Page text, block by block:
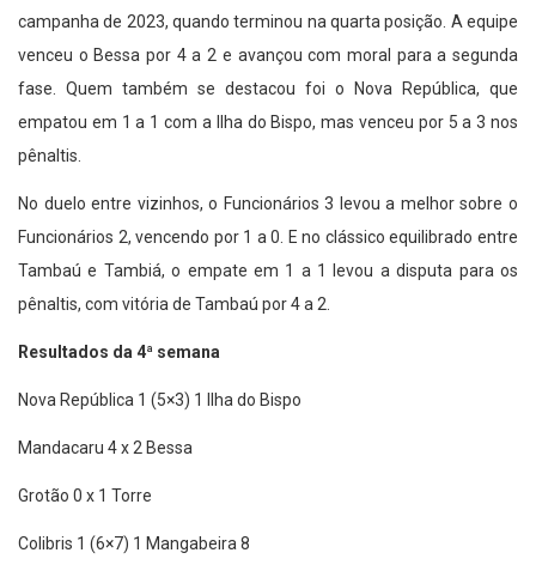
campanha de 2023, quando terminou na quarta posição. A equipe
venceu o Bessa por 4 a 2 e avançou com moral para a segunda
fase. Quem também se destacou foi o Nova República, que
empatou em 1 a 1 com a Ilha do Bispo, mas venceu por 5 a 3 nos
pênaltis.
No duelo entre vizinhos, o Funcionários 3 levou a melhor sobre o
Funcionários 2, vencendo por 1 a 0. E no clássico equilibrado entre
Tambaú e Tambiá, o empate em 1 a 1 levou a disputa para os
pênaltis, com vitória de Tambaú por 4 a 2.
Resultados da 4ª semana
Nova República 1 (5×3) 1 Ilha do Bispo
Mandacaru 4 x 2 Bessa
Grotão 0 x 1 Torre
Colibris 1 (6×7) 1 Mangabeira 8